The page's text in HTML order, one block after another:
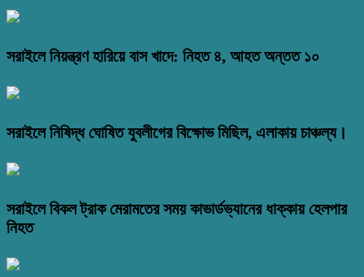
সরাইলে নিয়ন্ত্রণ হারিয়ে বাস খাদে: নিহত ৪, আহত অন্তত ১০
সরাইলে নিষিদ্ধ ঘোষিত যুবলীগের বিক্ষোভ মিছিল, এলাকায় চাঞ্চল্য।
সরাইলে বিকল ট্রাক মেরামতের সময় কাভার্ডভ্যানের ধাক্কায় হেলপার
নিহত